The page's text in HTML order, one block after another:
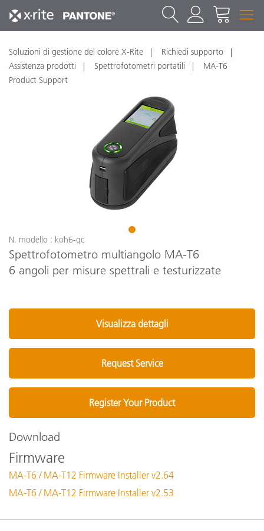
Soluzioni di gestione del colore X-Rite
Richiedi supporto
Assistenza prodotti
Spettrofotometri portatili
MA-T6
Product Support
1
N. modello : koh6-qc
Spettrofotometro multiangolo MA-T6
6 angoli per misure spettrali e testurizzate
Visualizza dettagli
Request Service
Register Your Product
Download
Firmware
MA-T6 / MA-T12 Firmware Installer v2.64
MA-T6 / MA-T12 Firmware Installer v2.53